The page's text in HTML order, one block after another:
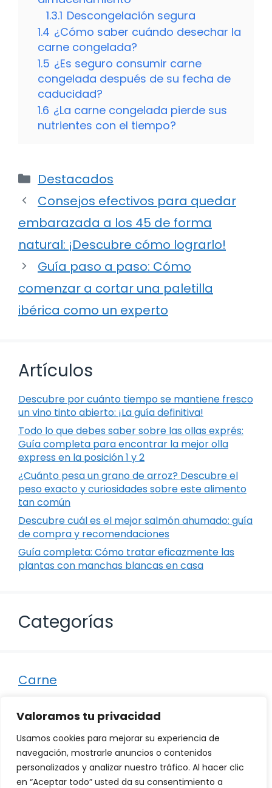
Valoramos tu privacidad
Usamos cookies para mejorar su experiencia de
navegación, mostrarle anuncios o contenidos
personalizados y analizar nuestro tráfico. Al hacer clic
en “Aceptar todo” usted da su consentimiento a
1.3.1 Descongelación segura
1.4 ¿Cómo saber cuándo desechar la
carne congelada?
1.5 ¿Es seguro consumir carne
congelada después de su fecha de
caducidad?
1.6 ¿La carne congelada pierde sus
nutrientes con el tiempo?
Categorías
Destacados
Consejos efectivos para quedar
embarazada a los 45 de forma
natural: ¡Descubre cómo lograrlo!
Guía paso a paso: Cómo
comenzar a cortar una paletilla
ibérica como un experto
Artículos
Descubre por cuánto tiempo se mantiene fresco
un vino tinto abierto: ¡La guía definitiva!
Todo lo que debes saber sobre las ollas exprés:
Guía completa para encontrar la mejor olla
express en la posición 1 y 2
¿Cuánto pesa un grano de arroz? Descubre el
peso exacto y curiosidades sobre este alimento
tan común
Descubre cuál es el mejor salmón ahumado: guía
de compra y recomendaciones
Guía completa: Cómo tratar eficazmente las
plantas con manchas blancas en casa
Categorías
Carne
Otro
Pescado